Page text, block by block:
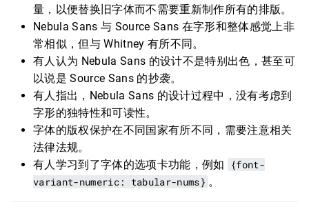
量，以便替换旧字体而不需要重新制作所有的排版。
Nebula Sans 与 Source Sans 在字形和整体感觉上非
常相似，但与 Whitney 有所不同。
有人认为 Nebula Sans 的设计不是特别出色，甚至可
以说是 Source Sans 的抄袭。
有人指出，Nebula Sans 的设计过程中，没有考虑到
字形的独特性和可读性。
字体的版权保护在不同国家有所不同，需要注意相关
法律法规。
有人学习到了字体的选项卡功能，例如
{font-
variant-numeric: tabular-nums} 。